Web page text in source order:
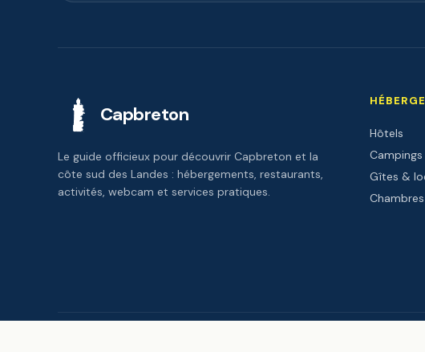
Capbreton
Le guide officieux pour découvrir Capbreton et la
côte sud des Landes : hébergements, restaurants,
activités, webcam et services pratiques.
Hôtels
Campings
Gîtes &